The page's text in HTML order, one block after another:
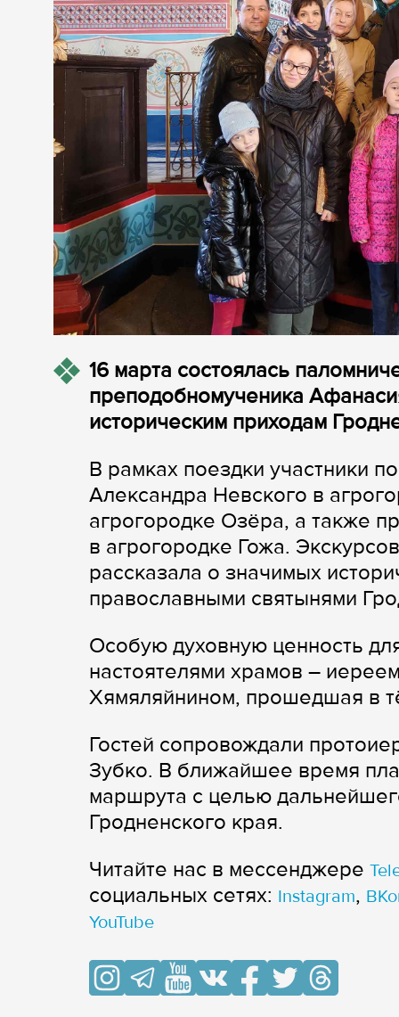
16 марта состоялась
преподобномученика
историческим приходам
В рамках поездки участники
Александра Невского в
агрогородке Озёра, а также
в агрогородке Гожа.
рассказала о значимых
православными святынями
Особую духовную ценность
настоятелями храмов –
Хямяляйнином, прошедшая в
Гостей сопровождали
Зубко. В ближайшее время
маршрута с целью
Гродненского края.
Читайте нас в мессенджере
cоциальных сетях: Instagram,
YouTube